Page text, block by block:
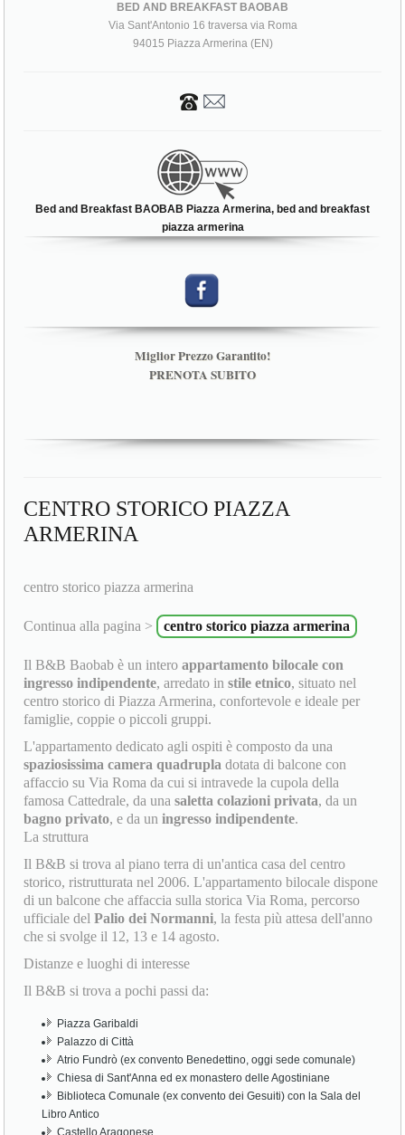
BED AND BREAKFAST BAOBAB
Via Sant'Antonio 16 traversa via Roma
94015 Piazza Armerina (EN)
Bed and Breakfast BAOBAB Piazza Armerina, bed and breakfast
piazza armerina
Miglior Prezzo Garantito!
PRENOTA SUBITO
CENTRO STORICO PIAZZA
ARMERINA
centro storico piazza armerina
Continua alla pagina > centro storico piazza armerina
Il B&B Baobab è un interoappartamento bilocale con
ingresso indipendente, arredato instile etnico, situato nel
centro storico di Piazza Armerina, confortevole e ideale per
famiglie, coppie o piccoli gruppi.
L'appartamento dedicato agli ospiti è composto da una
spaziosissima camera quadrupla dotata di balcone con
affaccio su Via Roma da cui si intravede la cupola della
famosa Cattedrale, da unasaletta colazioni privata, da un
bagno privato, e da uningresso indipendente.
La struttura
Il B&B si trova al piano terra di un'antica casa del centro
storico, ristrutturata nel 2006. L'appartamento bilocale dispone
di un balcone che affaccia sulla storica Via Roma, percorso
ufficiale delPalio dei Normanni, la festa più attesa dell'anno
che si svolge il 12, 13 e 14 agosto.
Distanze e luoghi di interesse
Il B&B si trova a pochi passi da:
Piazza Garibaldi
Palazzo di Città
Atrio Fundrò (ex convento Benedettino, oggi sede comunale)
Chiesa di Sant'Anna ed ex monastero delle Agostiniane
Biblioteca Comunale (ex convento dei Gesuiti) con la Sala del
Libro Antico
Castello Aragonese